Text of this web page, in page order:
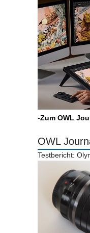
-Zum OWL
OWL
Testbericht: